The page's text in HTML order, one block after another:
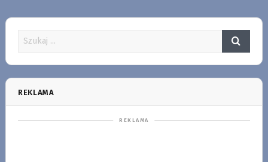
REKLAMA